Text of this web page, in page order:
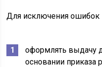
Для исключения ошибок
оформлять выдачу
основании приказа